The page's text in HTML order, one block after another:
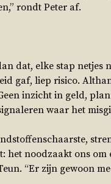
rondt Peter af.
dat, elke stap netjes
gaf, liep risico.
inzicht in geld,
waar het
noodzaakt ons om
“Er zijn gewoon